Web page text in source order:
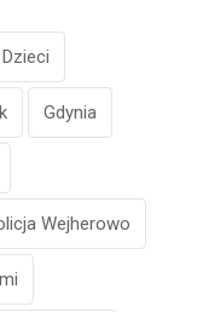
Gdynia
Wejherowo